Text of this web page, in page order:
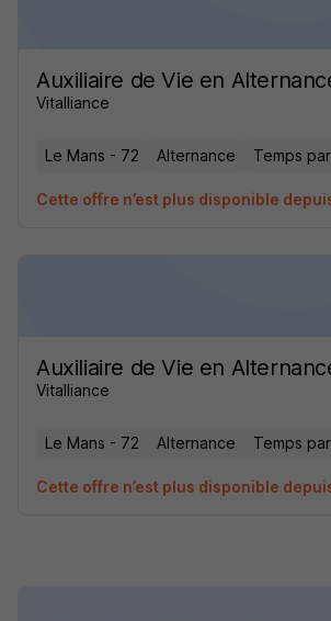
Auxiliaire de Vie en
Vitalliance
Le Mans - 72 Alternance Temps
Cette offre n’est plus disponible
Auxiliaire de Vie en
Vitalliance
Le Mans - 72 Alternance Temps
Cette offre n’est plus disponible